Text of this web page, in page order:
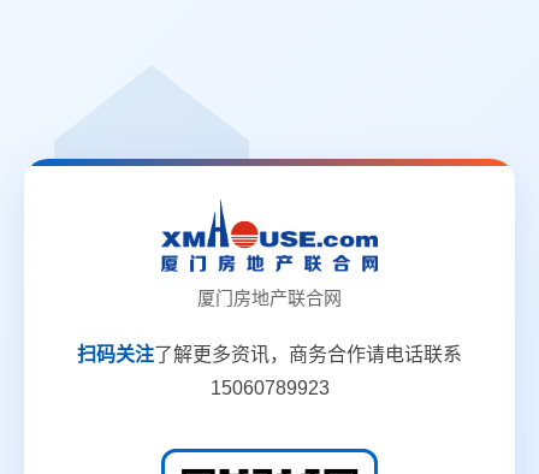
厦门房地产联合网
扫码关注了解更多资讯，商务合作请电话联系
15060789923